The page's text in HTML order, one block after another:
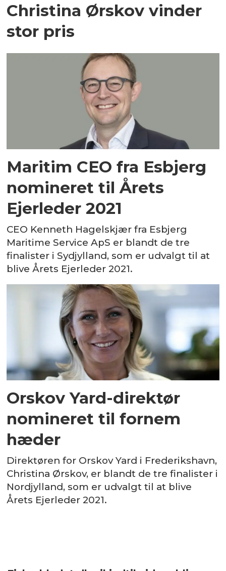
Christina Ørskov vinder
stor pris
Maritim CEO fra Esbjerg
nomineret til Årets
Ejerleder 2021
CEO Kenneth Hagelskjær fra Esbjerg
Maritime Service ApS er blandt de tre
finalister i Sydjylland, som er udvalgt til at
blive Årets Ejerleder 2021.
Orskov Yard-direktør
nomineret til fornem
hæder
Direktøren for Orskov Yard i Frederikshavn,
Christina Ørskov, er blandt de tre finalister i
Nordjylland, som er udvalgt til at blive
Årets Ejerleder 2021.